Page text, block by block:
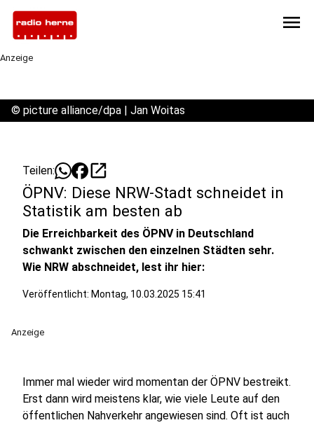
menu
Anzeige
© picture alliance/dpa | Jan Woitas
Teilen: open_in_new
ÖPNV: Diese NRW-Stadt schneidet in
Statistik am besten ab
Die Erreichbarkeit des ÖPNV in Deutschland
schwankt zwischen den einzelnen Städten sehr.
Wie NRW abschneidet, lest ihr hier:
Veröffentlicht: Montag, 10.03.2025 15:41
Anzeige
Immer mal wieder wird momentan der ÖPNV bestreikt.
Erst dann wird meistens klar, wie viele Leute auf den
öffentlichen Nahverkehr angewiesen sind. Oft ist auch